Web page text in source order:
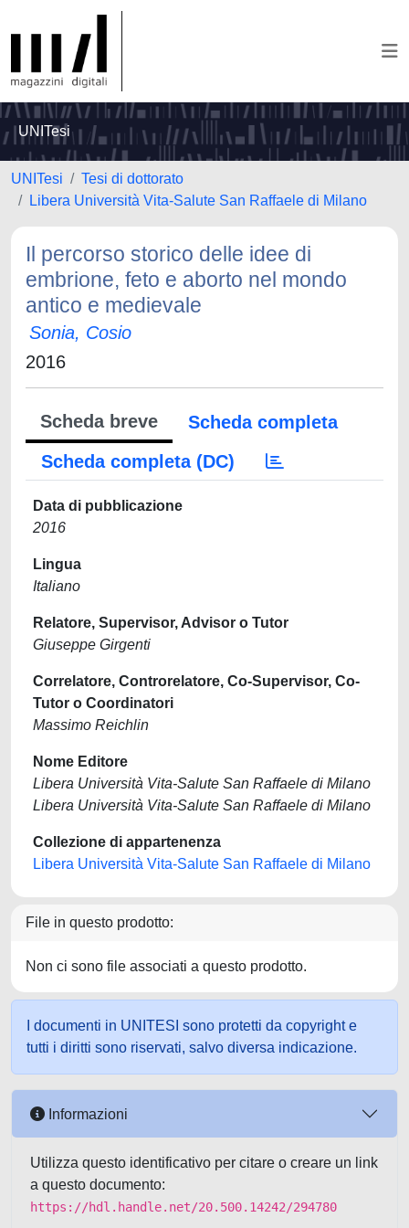
UNITesi
UNITesi
Tesi di dottorato
Libera Università Vita-Salute San Raffaele di Milano
Il percorso storico delle idee di
embrione, feto e aborto nel mondo
antico e medievale
Sonia, Cosio
2016
Scheda breve
Scheda completa
Scheda completa (DC)
Data di pubblicazione
2016
Lingua
Italiano
Relatore, Supervisor, Advisor o Tutor
Giuseppe Girgenti
Correlatore, Controrelatore, Co-Supervisor, Co-
Tutor o Coordinatori
Massimo Reichlin
Nome Editore
Libera Università Vita-Salute San Raffaele di Milano
Libera Università Vita-Salute San Raffaele di Milano
Collezione di appartenenza
Libera Università Vita-Salute San Raffaele di Milano
File in questo prodotto:
Non ci sono file associati a questo prodotto.
I documenti in UNITESI sono protetti da copyright e
tutti i diritti sono riservati, salvo diversa indicazione.
Informazioni
Utilizza questo identificativo per citare o creare un link
a questo documento:
https://hdl.handle.net/20.500.14242/294780